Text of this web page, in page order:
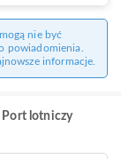
nie być
powiadomienia.
informacje.
Port lotniczy